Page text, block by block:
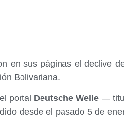
en sus páginas el declive
Bolivariana.
portal Deutsche Welle —
desde el pasado 5 de